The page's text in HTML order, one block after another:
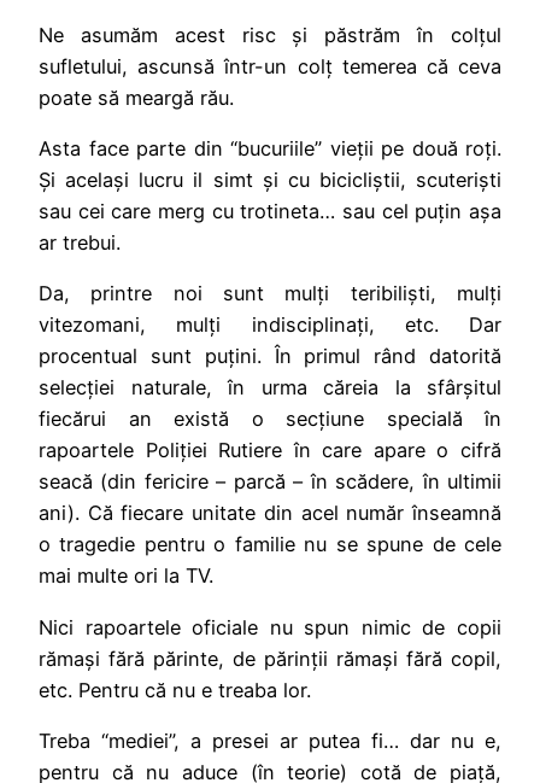
Ne asumăm acest risc și păstrăm în colțul
sufletului, ascunsă într-un colț temerea că ceva
poate să meargă rău.
Asta face parte din “bucuriile” vieții pe două roți.
Și același lucru il simt și cu bicicliștii, scuteriști
sau cei care merg cu trotineta… sau cel puțin așa
ar trebui.
Da, printre noi sunt mulți teribiliști, mulți
vitezomani, mulți indisciplinați, etc. Dar
procentual sunt puțini. În primul rând datorită
selecției naturale, în urma căreia la sfârșitul
fiecărui an există o secțiune specială în
rapoartele Poliției Rutiere în care apare o cifră
seacă (din fericire – parcă – în scădere, în ultimii
ani). Că fiecare unitate din acel număr înseamnă
o tragedie pentru o familie nu se spune de cele
mai multe ori la TV.
Nici rapoartele oficiale nu spun nimic de copii
rămași fără părinte, de părinții rămași fără copil,
etc. Pentru că nu e treaba lor.
Treba “mediei”, a presei ar putea fi… dar nu e,
pentru că nu aduce (în teorie) cotă de piață,